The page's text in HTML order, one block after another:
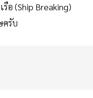
อ (Ship Breaking)
ครับ